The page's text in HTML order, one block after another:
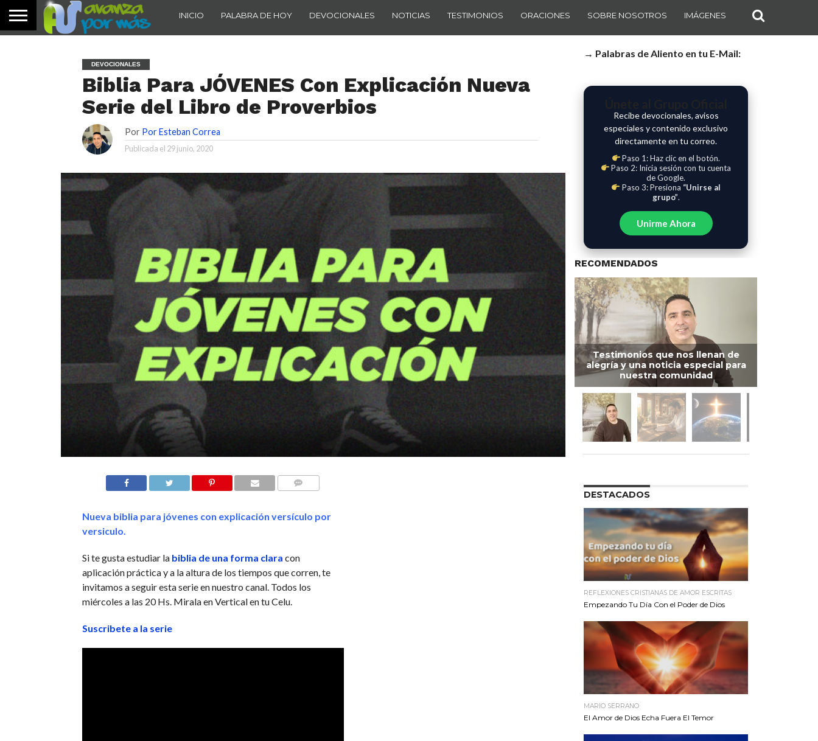
INICIO PALABRA DE HOY DEVOCIONALES NOTICIAS TESTIMONIOS ORACIONES SOBRE NOSOTROS IMÁGENES
DEVOCIONALES
Biblia Para JÓVENES Con Explicación Nueva
Serie del Libro de Proverbios
Por Por Esteban Correa
Publicada el 29 junio, 2020
Nueva biblia para jóvenes con explicación versículo por
versiculo.
Si te gusta estudiar la biblia de una forma clara con
aplicación práctica y a la altura de los tiempos que corren, te
invitamos a seguir esta serie en nuestro canal. Todos los
miércoles a las 20 Hs. Mirala en Vertical en tu Celu.
Suscribete a la serie
→ Palabras de Aliento en tu E-Mail:
Recibe devocionales, avisos
especiales y contenido exclusivo
directamente en tu correo.
Paso 1: Haz clic en el botón.
Paso 2: Inicia sesión con tu cuenta
de Google.
Paso 3: Presiona “Unirse al
grupo”.
Unirme Ahora
RECOMENDADOS
Testimonios que nos llenan de
alegría y una noticia especial para
nuestra comunidad
DESTACADOS
REFLEXIONES CRISTIANAS DE AMOR ESCRITAS
Empezando Tu Día Con el Poder de Dios
MARIO SERRANO
El Amor de Dios Echa Fuera El Temor